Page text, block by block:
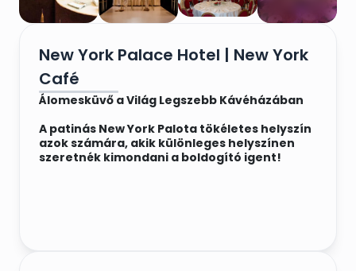
New York Palace Hotel | New York
Café
Álomesküvő a Világ Legszebb Kávéházában
A patinás New York Palota tökéletes helyszín
azok számára, akik különleges helyszínen
szeretnék kimondani a boldogító igent!